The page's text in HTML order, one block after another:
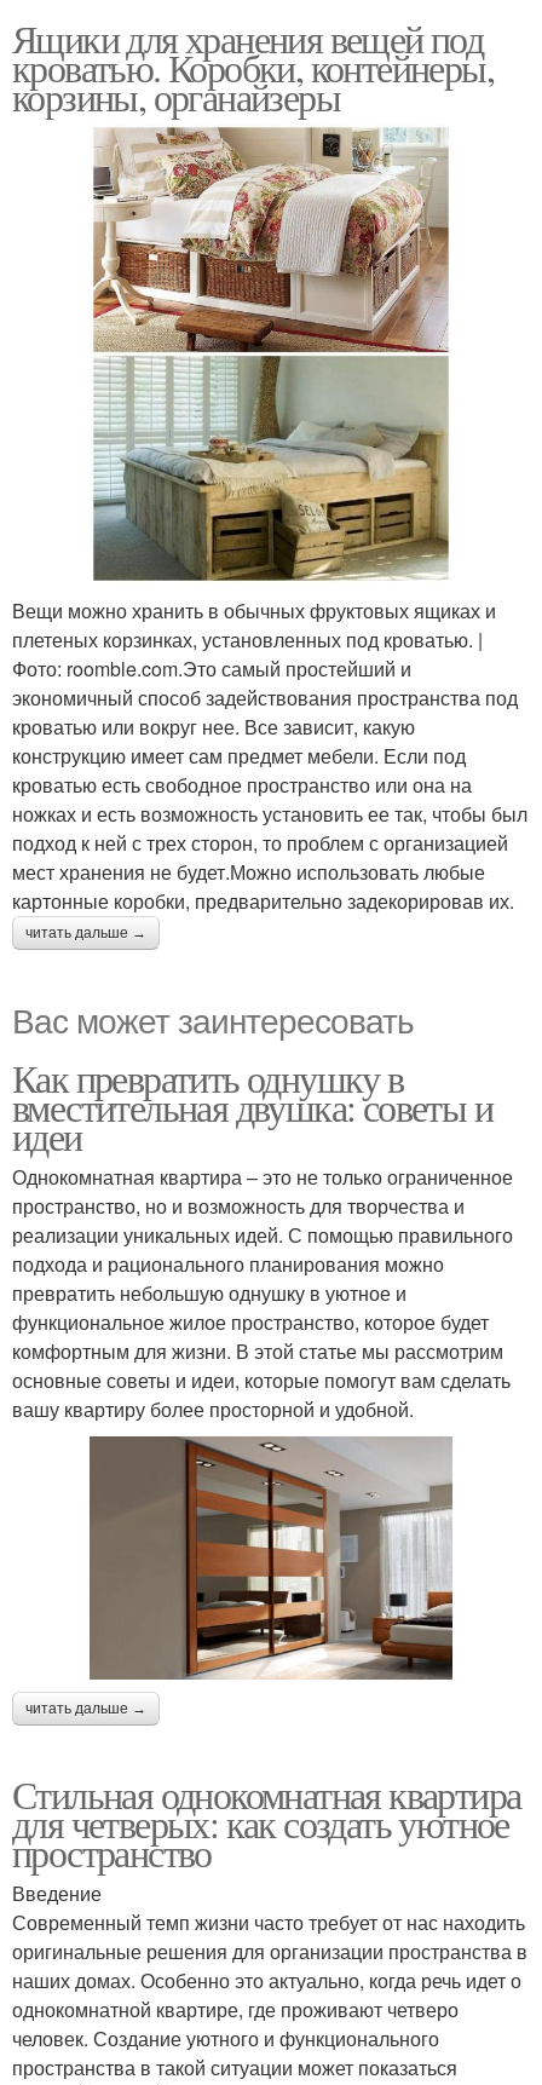
Ящики для хранения вещей под
кроватью. Коробки, контейнеры,
корзины, органайзеры
Вещи можно хранить в обычных фруктовых ящиках и
плетеных корзинках, установленных под кроватью. |
Фото: roomble.com.Это самый простейший и
экономичный способ задействования пространства под
кроватью или вокруг нее. Все зависит, какую
конструкцию имеет сам предмет мебели. Если под
кроватью есть свободное пространство или она на
ножках и есть возможность установить ее так, чтобы был
подход к ней с трех сторон, то проблем с организацией
мест хранения не будет.Можно использовать любые
картонные коробки, предварительно задекорировав их.
читать дальше →
Вас может заинтересовать
Как превратить однушку в
вместительная двушка: советы и
идеи
Однокомнатная квартира – это не только ограниченное
пространство, но и возможность для творчества и
реализации уникальных идей. С помощью правильного
подхода и рационального планирования можно
превратить небольшую однушку в уютное и
функциональное жилое пространство, которое будет
комфортным для жизни. В этой статье мы рассмотрим
основные советы и идеи, которые помогут вам сделать
вашу квартиру более просторной и удобной.
читать дальше →
Стильная однокомнатная квартира
для четверых: как создать уютное
пространство
Введение
Современный темп жизни часто требует от нас находить
оригинальные решения для организации пространства в
наших домах. Особенно это актуально, когда речь идет о
однокомнатной квартире, где проживают четверо
человек. Создание уютного и функционального
пространства в такой ситуации может показаться